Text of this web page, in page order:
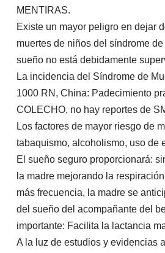
MENTIRAS.
Existe un mayor peligro en dejar
muertes de niños del síndrome
sueño no está debidamente
La incidencia del Síndrome de
1000 RN, China: Padecimiento
COLECHO, no hay reportes de
Los factores de mayor riesgo de
tabaquismo, alcoholismo, uso de
El sueño seguro proporcionará:
la madre mejorando la
más frecuencia, la madre se
del sueño del acompañante del
importante: Facilita la lactancia
A la luz de estudios y evidencias